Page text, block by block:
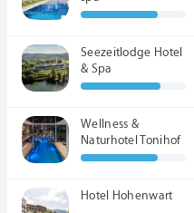
Seezeitlodge Hotel
& Spa
Wellness &
Naturhotel Tonihof
****S
Hotel Hohenwart